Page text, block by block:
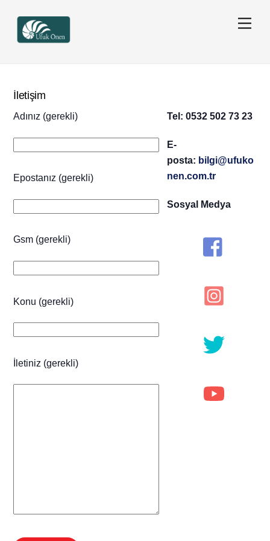
content
İletişim
Adınız (gerekli)
Epostanız (gerekli)
Gsm (gerekli)
Konu (gerekli)
İletiniz (gerekli)
Tel: 0532 502 73 23
E-
posta: bilgi@ufuko
nen.com.tr
Sosyal Medya
Icon
Icon
Icon
Icon